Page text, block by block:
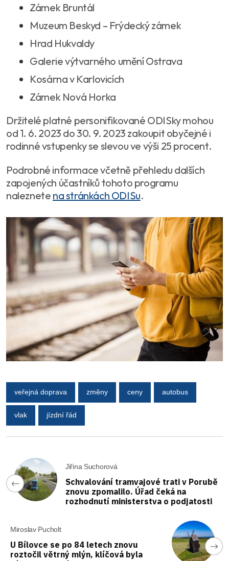
Zámek Bruntál
Muzeum Beskyd – Frýdecký zámek
Hrad Hukvaldy
Galerie výtvarného umění Ostrava
Kosárna v Karlovicích
Zámek Nová Horka
Držitelé platné personifikované ODISky mohou
od 1. 6. 2023 do 30. 9. 2023 zakoupit obyčejné i
rodinné vstupenky se slevou ve výši 25 procent.
Podrobné informace včetně přehledu dalších
zapojených účastníků tohoto programu
naleznete na stránkách ODISu.
veřejná doprava změny ceny autobus
vlak jízdní řád
Jiřina Suchorová
Schvalování tramvajové trati v Porubě
znovu zpomalilo. Úřad čeká na
rozhodnutí ministerstva o podjatosti
Miroslav Pucholt
U Bílovce se po 84 letech znovu
roztočil větrný mlýn, klíčová byla